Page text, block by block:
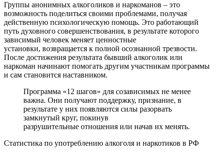
Группы анонимных алкоголиков и наркоманов – это
возможность поделиться своими проблемами, получая
действенную психологическую помощь. Это работающий
путь духовного совершенствования, в результате которого
зависимый человек меняет ценностные
установки, возвращается к полной осознанной трезвости.
После достижения результата бывший алкоголик или
наркоман начинают помогать другим участникам программы
и сам становится наставником.
Программа «12 шагов» для созависимых не менее
важна. Они получают поддержку, признание, в
результате у них появляются силы разорвать
замкнутый круг, покинув
разрушительные отношения или начав их менять.
Статистика по употреблению алкоголя и наркотиков в РФ